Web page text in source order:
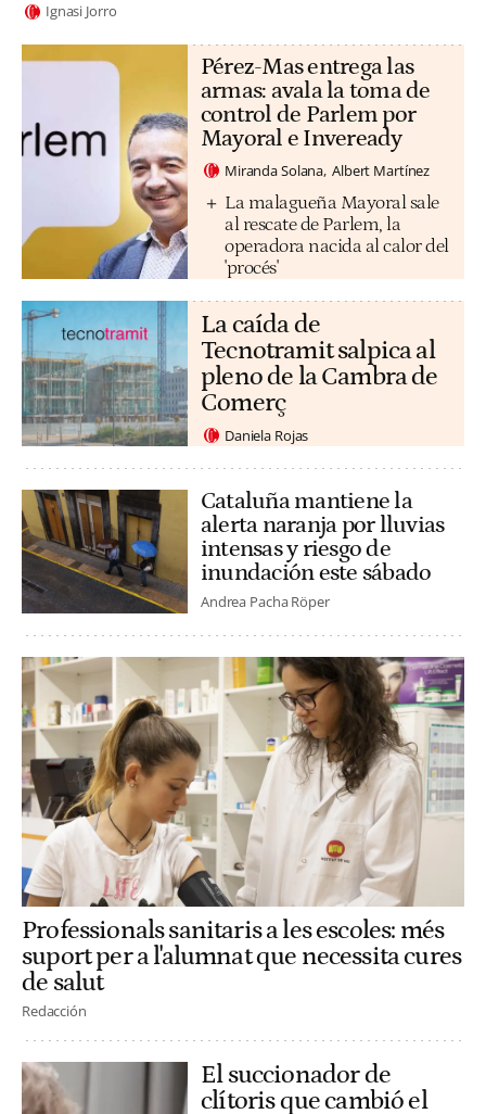
Ignasi Jorro
Pérez-Mas entrega las
armas: avala la toma de
control de Parlem por
Mayoral e Inveready
Miranda Solana Albert Martínez
La malagueña Mayoral sale
al rescate de Parlem, la
operadora nacida al calor del
'procés'
La caída de
Tecnotramit salpica al
pleno de la Cambra de
Comerç
Daniela Rojas
Cataluña mantiene la
alerta naranja por lluvias
intensas y riesgo de
inundación este sábado
Andrea Pacha Röper
Professionals sanitaris a les escoles: més
suport per a l'alumnat que necessita cures
de salut
Redacción
El succionador de
clítoris que cambió el